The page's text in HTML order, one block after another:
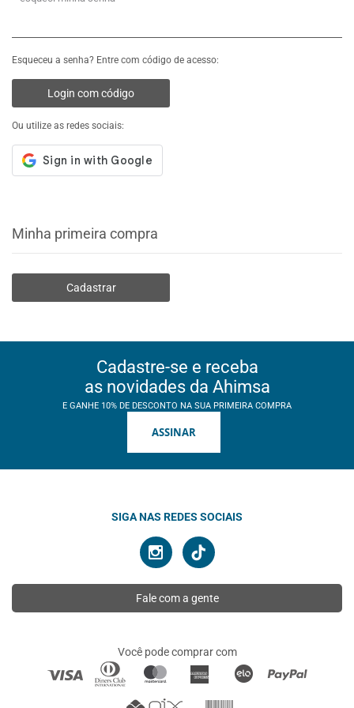
Esqueceu a senha? Entre com código de acesso:
Login com código
Ou utilize as redes sociais:
Minha primeira compra
Cadastrar
Cadastre-se e receba
as novidades da Ahimsa
E GANHE 10% DE DESCONTO NA SUA PRIMEIRA COMPRA
ASSINAR
SIGA NAS REDES SOCIAIS
Fale com a gente
Você pode comprar com